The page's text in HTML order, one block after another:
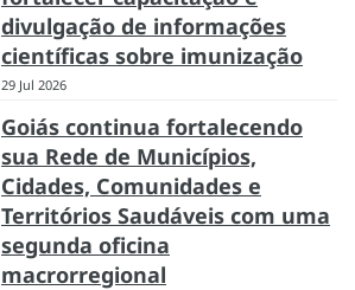
divulgação de informações
científicas sobre imunização
29 Jul 2026
Goiás continua fortalecendo
sua Rede de Municípios,
Cidades, Comunidades e
Territórios Saudáveis com uma
segunda oficina
macrorregional